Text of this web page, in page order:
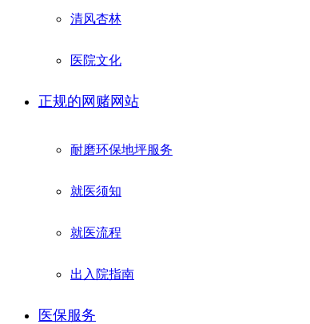
清风杏林
医院文化
正规的网赌网站
耐磨环保地坪服务
就医须知
就医流程
出入院指南
医保服务